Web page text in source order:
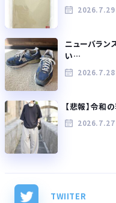
2026.7.29
ニューバラン
い…
2026.7.28
【悲報】令和
2026.7.27
TWIITER